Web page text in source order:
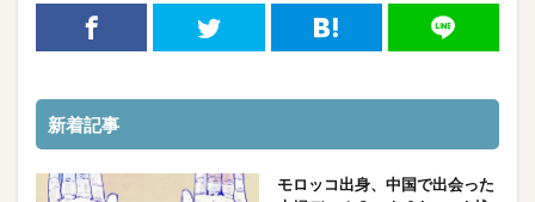
新着記事
モロッコ出身、中国で出会った